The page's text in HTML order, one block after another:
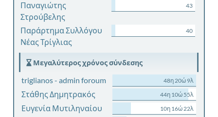
Παναγιώτης
Στρούβελης
43
Παράρτημα Συλλόγου
Νέας Τρίγλιας
40
Μεγαλύτερος χρόνος σύνδεσης
triglianos - admin foroum 48η 20ώ 9λ
Στάθης Δημητρακός 44η 10ώ 55λ
Ευγενία Μυτιληναίου 10η 16ώ 22λ